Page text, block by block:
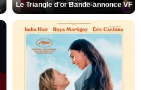
Le Triangle d'or Bande-annonce VF